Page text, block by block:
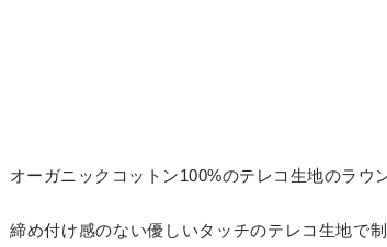
オーガニックコットン100%のテレコ生地のラウ
締め付け感のない優しいタッチのテレコ生地で